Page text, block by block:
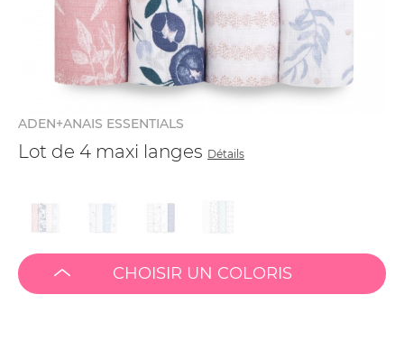
ADEN+ANAIS ESSENTIALS
Lot de 4 maxi langes Détails
CHOISIR UN COLORIS